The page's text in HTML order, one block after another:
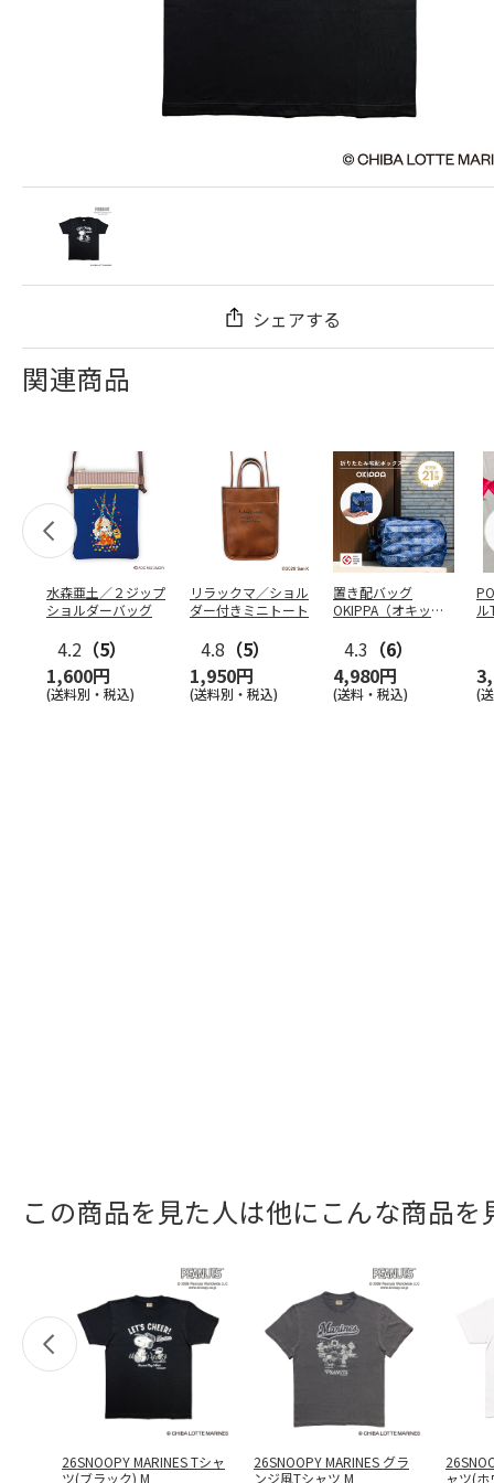
シェアする
関連商品
水森亜土／２ジップ
ショルダーバッグ
4.2 （5）
1,600円
(送料別・税込)
リラックマ／ショル
ダー付きミニトート
4.8 （5）
1,950円
(送料別・税込)
置き配バッグ
OKIPPA（オキッ
4.3 （6）
4,980円
(送料・税込) (
この商品を見た人は他にこんな商品を
26SNOOPY MARINES Tシャ
ツ(ブラック) M
26SNOOPY MARINES グラ
ンジ風Tシャツ M
ャツ(